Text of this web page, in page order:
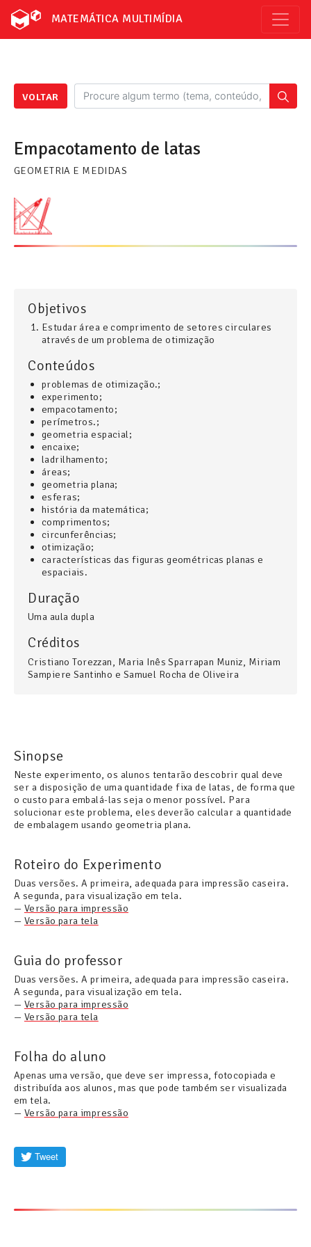
MATEMÁTICA MULTIMÍDIA
VOLTAR
Empacotamento de latas
GEOMETRIA E MEDIDAS
Objetivos
Estudar área e comprimento de setores circulares
através de um problema de otimização
Conteúdos
problemas de otimização.;
experimento;
empacotamento;
perímetros.;
geometria espacial ;
encaixe;
ladrilhamento;
áreas;
geometria plana;
esferas;
história da matemática;
comprimentos;
circunferências;
otimização;
características das figuras geométricas planas e
espaciais.
Duração
Uma aula dupla
Créditos
Cristiano Torezzan, Maria Inês Sparrapan Muniz, Miriam
Sampiere Santinho e Samuel Rocha de Oliveira
Sinopse
Neste experimento, os alunos tentarão descobrir qual deve
ser a disposição de uma quantidade fixa de latas, de forma que
o custo para embalá-las seja o menor possível. Para
solucionar este problema, eles deverão calcular a quantidade
de embalagem usando geometria plana.
Roteiro do Experimento
Duas versões. A primeira, adequada para impressão caseira.
A segunda, para visualização em tela.
— Versão para impressão
— Versão para tela
Guia do professor
Duas versões. A primeira, adequada para impressão caseira.
A segunda, para visualização em tela.
— Versão para impressão
— Versão para tela
Folha do aluno
Apenas uma versão, que deve ser impressa, fotocopiada e
distribuída aos alunos, mas que pode também ser visualizada
em tela.
— Versão para impressão
Tweet